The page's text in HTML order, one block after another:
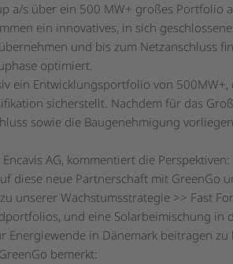
a/s über ein 500 MW+ großes Portfolio
ein innovatives, in sich
und bis zum Netzanschluss
optimiert.
ein Entwicklungsportfolio von
sicherstellt. Nachdem für das
sowie die Baugenehmigung
AG, kommentiert die Perspektiven:
diese neue Partnerschaft mit GreenGo
unserer Wachstumsstrategie >> Fast
und eine Solarbeimischung
Energiewende in Dänemark beitragen zu
bemerkt: